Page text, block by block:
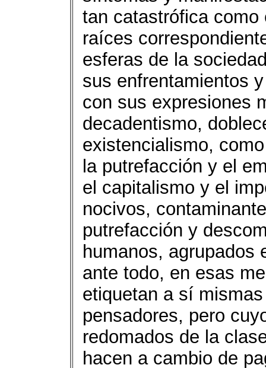
tan catastrófica
raíces
esferas de la
sus enfrentamientos
con sus expresiones
decadentismo,
existencialismo,
la putrefacción y el
el capitalismo y el
nocivos,
putrefacción y
humanos, agrupados
ante todo, en esas
etiquetan a sí
pensadores, pero
redomados de la
hacen a cambio de